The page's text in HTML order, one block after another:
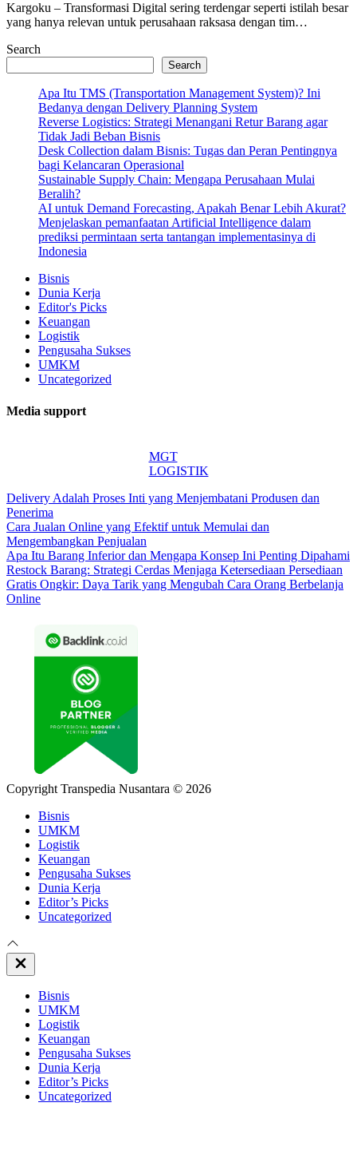
Kargoku – Transformasi Digital sering terdengar seperti istilah besar
yang hanya relevan untuk perusahaan raksasa dengan tim…
Search
Search
Apa Itu TMS (Transportation Management System)? Ini
Bedanya dengan Delivery Planning System
Reverse Logistics: Strategi Menangani Retur Barang agar
Tidak Jadi Beban Bisnis
Desk Collection dalam Bisnis: Tugas dan Peran Pentingnya
bagi Kelancaran Operasional
Sustainable Supply Chain: Mengapa Perusahaan Mulai
Beralih?
AI untuk Demand Forecasting, Apakah Benar Lebih Akurat?
Menjelaskan pemanfaatan Artificial Intelligence dalam
prediksi permintaan serta tantangan implementasinya di
Indonesia
Bisnis
Dunia Kerja
Editor's Picks
Keuangan
Logistik
Pengusaha Sukses
UMKM
Uncategorized
Media support
MGT
LOGISTIK
Delivery Adalah Proses Inti yang Menjembatani Produsen dan
Penerima
Cara Jualan Online yang Efektif untuk Memulai dan
Mengembangkan Penjualan
Apa Itu Barang Inferior dan Mengapa Konsep Ini Penting Dipahami
Restock Barang: Strategi Cerdas Menjaga Ketersediaan Persediaan
Gratis Ongkir: Daya Tarik yang Mengubah Cara Orang Berbelanja
Online
Copyright Transpedia Nusantara © 2026
Bisnis
UMKM
Logistik
Keuangan
Pengusaha Sukses
Dunia Kerja
Editor’s Picks
Uncategorized
Close
Off
Bisnis
UMKM
Logistik
Keuangan
Pengusaha Sukses
Dunia Kerja
Editor’s Picks
Uncategorized